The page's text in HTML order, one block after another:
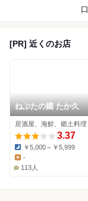
[PR] 近くのお店
ねぶたの國 たか久
居酒屋、海鮮、郷土料理
3.37
Dinner:
￥5,000～￥5,999
-
113人